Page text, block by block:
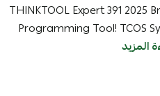
THINKTOOL Expert 391 2025
Programming Tool! TCOS
المزيد